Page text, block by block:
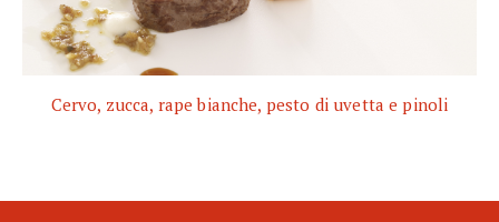
Cervo, zucca, rape bianche, pesto di uvetta e pinoli